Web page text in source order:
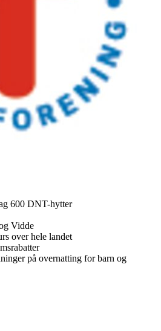
600 DNT-hytter
Vidde
over hele landet
på overnatting for barn og